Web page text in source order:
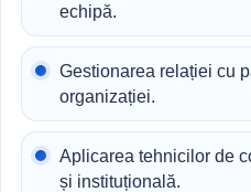
echipă.
Gestionarea relației cu
organizației.
Aplicarea tehnicilor de
și instituțională.